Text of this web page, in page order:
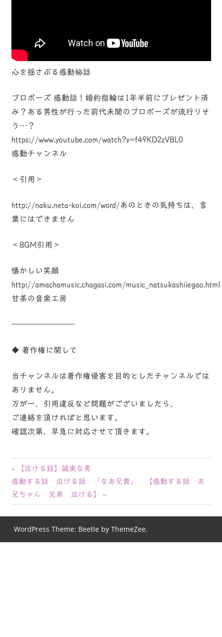
心を揺さぶる感動秘話
プロポーズ 感動話！婚約指輪は1年半前にプレゼント済
み？ある男性が行った前代未聞のプロポーズが流行りそ
う…？
https://www.youtube.com/watch?v=f49KD2zVBL0
感動チャンネル
＜引用＞
http://naku.neta-koi.com/word/あのときの気持ちは、言
葉にはできません
＜BGM引用＞
懐かしい笑顔
http://amachamusic.chagasi.com/music_natsukashiiegao.html
甘茶の音楽工房
————————
◆ 著作権に関して
当チャンネルは著作権侵害を目的としたチャンネルでは
ありません。
万が一、引用違反など問題がございましたら、
ご連絡を頂ければと思います。
確認次第、早急に対応させて頂きます。
投
稿
ナ
ビ
前
の
記
事:
【泣ける話】誠実な男
次
の
記
感動する話 泣ける話 「なあ兄貴」 【感動する話 お
兄ちゃん 兄弟 泣ける】
WordPress Theme: Beetle by ThemeZee.